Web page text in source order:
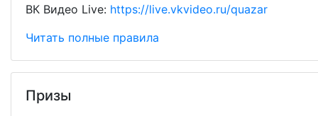
ВК Видео Live: https://live.vkvideo.ru/quazar
Читать полные правила
Призы